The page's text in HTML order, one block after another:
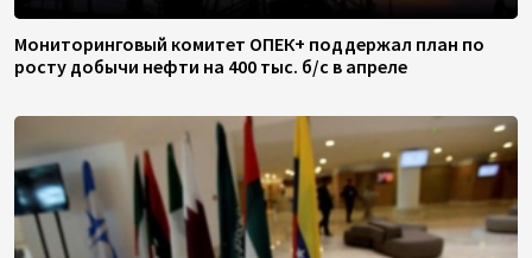
Мониторинговый комитет ОПЕК+ поддержал план по
росту добычи нефти на 400 тыс. б/с в апреле